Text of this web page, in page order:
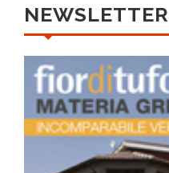
NEWSLETTER